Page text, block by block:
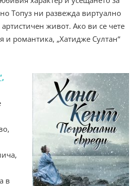
Топуз ни развежда виртуално
живот. Ако ви се чете
и романтика, „Хатидже Султан“
в